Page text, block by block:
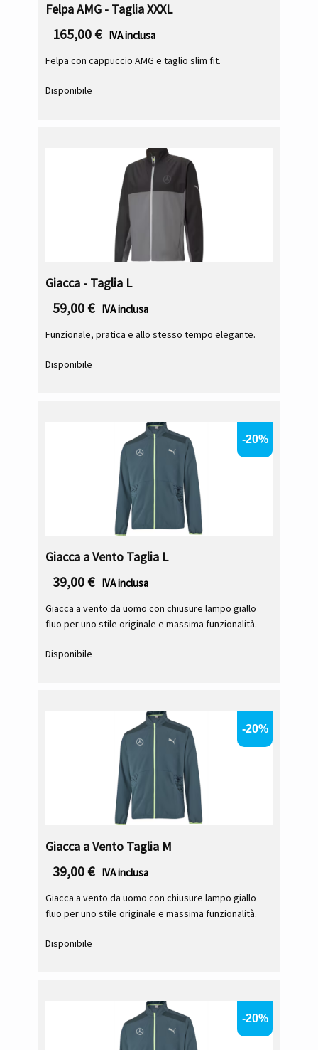
Felpa AMG - Taglia XXXL
165,00€ IVA inclusa
Felpa con cappuccio AMG e taglio slim fit.
Disponibile
Giacca - Taglia L
59,00€ IVA inclusa
Funzionale, pratica e allo stesso tempo elegante.
Disponibile
-20%
Giacca a Vento Taglia L
39,00€ IVA inclusa
Giacca a vento da uomo con chiusure lampo giallo
fluo per uno stile originale e massima funzionalità.
Disponibile
-20%
Giacca a Vento Taglia M
39,00€ IVA inclusa
Giacca a vento da uomo con chiusure lampo giallo
fluo per uno stile originale e massima funzionalità.
Disponibile
-20%